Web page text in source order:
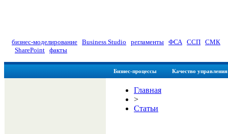
бизнес-моделирование Business Studio регламенты ФСА| ССП СМК
SharePoint факты
Бизнес-процессы Качество управления
Главная
>
Статьи